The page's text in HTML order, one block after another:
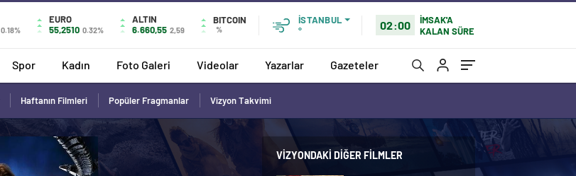
0.18%
EURO
55,2510 0.32%
ALTIN
6.660,55 2,59
BITCOIN
%
İSTANBUL
°
02:00
İMSAK'A
KALAN SÜRE
Spor Kadın Foto Galeri Videolar Yazarlar Gazeteler
Haftanın Filmleri Popüler Fragmanlar Vizyon Takvimi
VIZYONDAKI DIĞER FILMLER